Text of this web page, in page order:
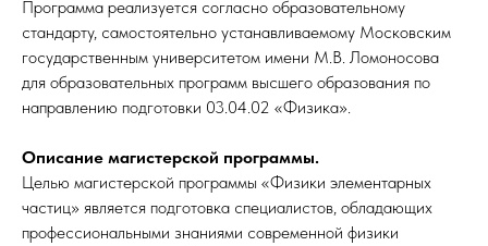
Программа реализуется согласно образовательному
стандарту, самостоятельно устанавливаемому Московским
государственным университетом имени М.В. Ломоносова
для образовательных программ высшего образования по
направлению подготовки 03.04.02 «Физика».
Описание магистерской программы.
Целью магистерской программы «Физики элементарных
частиц» является подготовка специалистов, обладающих
профессиональными знаниями современной физики